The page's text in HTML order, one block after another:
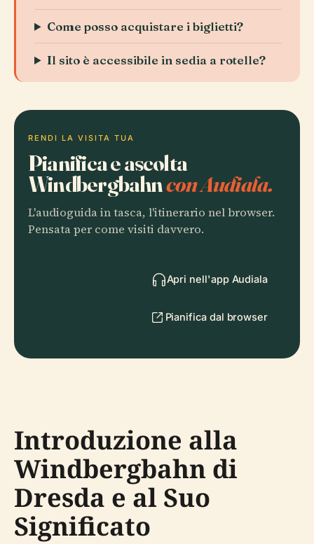
Come posso acquistare i biglietti?
Il sito è accessibile in sedia a rotelle?
RENDI LA VISITA TUA
Pianifica e ascolta
Windbergbahncon Audiala.
L'audioguida in tasca, l'itinerario nel browser.
Pensata per come visiti davvero.
Apri nell'app Audiala
Pianifica dal browser
Introduzione alla
Windbergbahn di
Dresda e al Suo
Significato